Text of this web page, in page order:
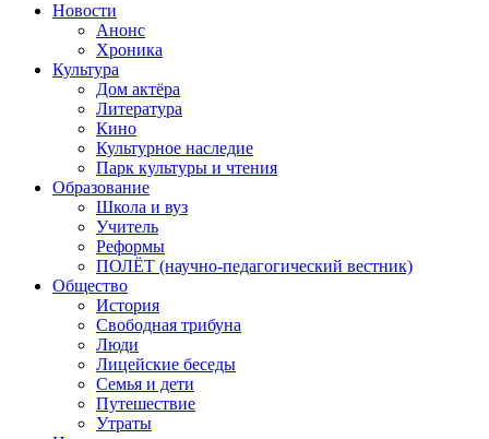
Новости
Анонс
Хроника
Культура
Дом актёра
Литература
Кино
Культурное наследие
Парк культуры и чтения
Образование
Школа и вуз
Учитель
Реформы
ПОЛЁТ (научно-педагогический вестник)
Общество
История
Свободная трибуна
Люди
Лицейские беседы
Семья и дети
Путешествие
Утраты